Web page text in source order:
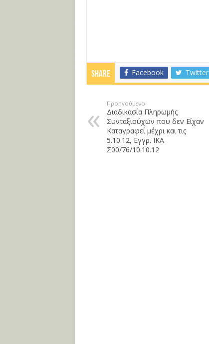
Share Facebook Twitter
Προηγούμενο
Διαδικασία Πληρωμής
Συνταξιούχων που δεν Είχαν
Καταγραφεί μέχρι και τις
5.10.12, Εγγρ. ΙΚΑ
Σ00/76/10.10.12